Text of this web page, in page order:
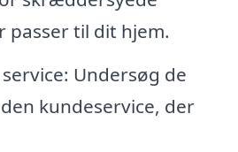
passer til dit hjem.
Undersøg de
kundeservice, der